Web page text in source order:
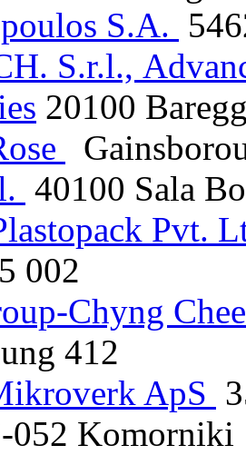
S.A.
S.r.l.,
20100
40100 Sala
Pvt.
002
Chyng
412
ApS
052 Komorniki